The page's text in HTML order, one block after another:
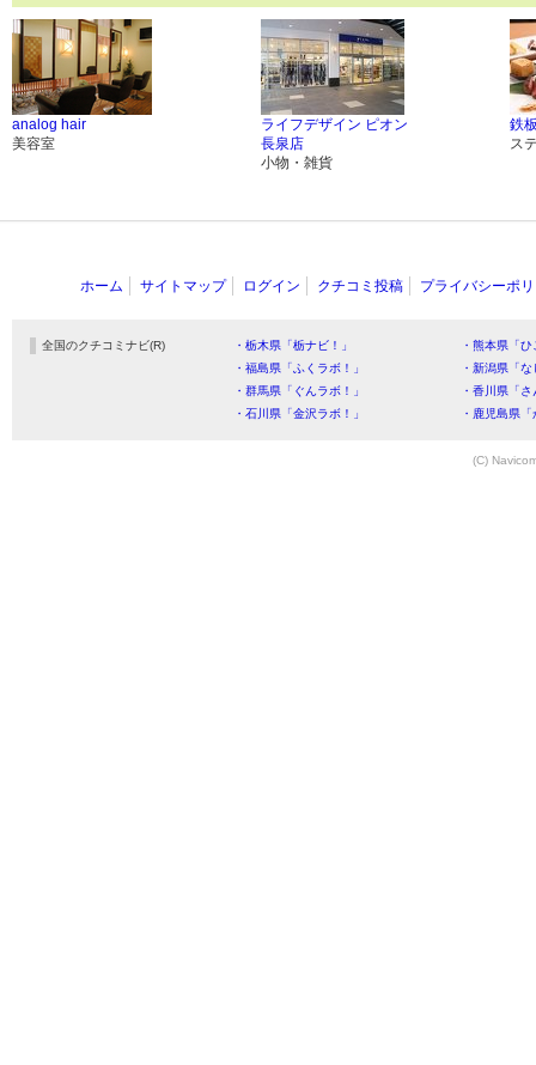
analog hair
美容室
ライフデザイン ピオン
長泉店
小物・雑貨
鉄
ス
ホーム サイトマップ ログイン クチコミ投稿 プライバシーポ
全国のクチコミナビ(R) ・栃木県「栃ナビ！」
・熊本県「
・福島県「ふくラボ！」
・新潟県「
・群馬県「ぐんラボ！」
・香川県「
・石川県「金沢ラボ！」
・鹿児島県
(C)